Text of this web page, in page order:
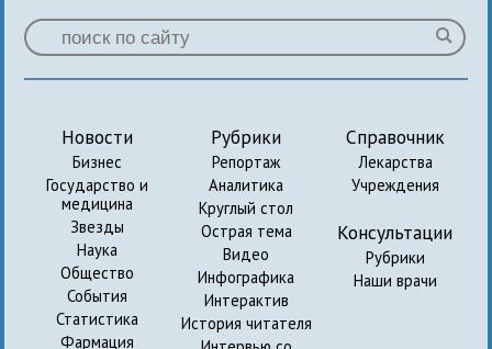
Новости
Бизнес
Государство и
медицина
Звезды
Наука
Общество
События
Статистика
Фармация
Рубрики
Репортаж
Аналитика
Круглый стол
Острая тема
Видео
Инфографика
Интерактив
История читателя
Справочник
Лекарства
Учреждения
Консультации
Рубрики
Наши врачи